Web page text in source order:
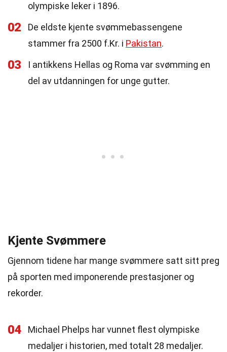
olympiske leker i 1896.
02
De eldste kjente svømmebassengene
stammer fra 2500 f.Kr. i Pakistan.
03
I antikkens Hellas og Roma var svømming en
del av utdanningen for unge gutter.
Kjente Svømmere
Gjennom tidene har mange svømmere satt sitt preg
på sporten med imponerende prestasjoner og
rekorder.
04
Michael Phelps har vunnet flest olympiske
medaljer i historien, med totalt 28 medaljer.